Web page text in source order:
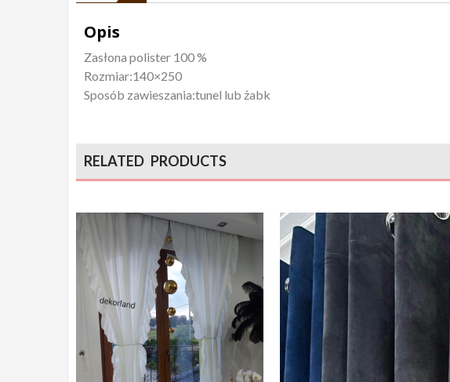
Opis
Zasłona polister 100 %
Rozmiar:140×250
Sposób zawieszania:tunel lub żabk
RELATED PRODUCTS